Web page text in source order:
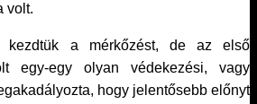
volt.
kezdtük a mérkőzést, de az első
egy-egy olyan védekezési, vagy
hogy jelentősebb előnyt